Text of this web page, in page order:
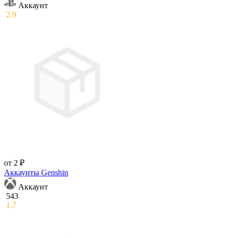
Аккаунт
2.9
от 2 ₽
Аккаунты Genshin
Аккаунт
543
1.7